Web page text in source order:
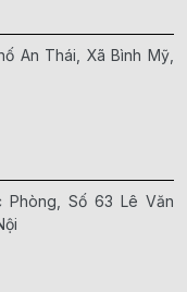
An Thái, Xã Bình Mỹ,
Phòng, Số 63 Lê Văn